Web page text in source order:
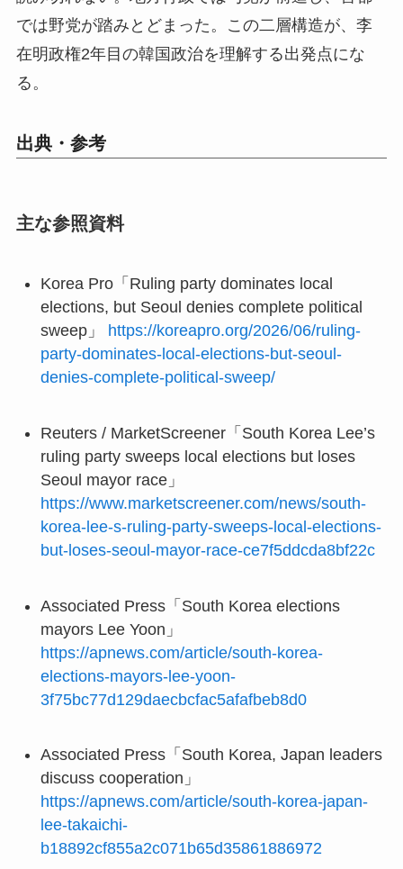
では野党が踏みとどまった。この二層構造が、李
在明政権2年目の韓国政治を理解する出発点にな
る。
出典・参考
主な参照資料
Korea Pro「Ruling party dominates local
elections, but Seoul denies complete political
sweep」 https://koreapro.org/2026/06/ruling-
party-dominates-local-elections-but-seoul-
denies-complete-political-sweep/
Reuters / MarketScreener「South Korea Lee’s
ruling party sweeps local elections but loses
Seoul mayor race」
https://www.marketscreener.com/news/south-
korea-lee-s-ruling-party-sweeps-local-elections-
but-loses-seoul-mayor-race-ce7f5ddcda8bf22c
Associated Press「South Korea elections
mayors Lee Yoon」
https://apnews.com/article/south-korea-
elections-mayors-lee-yoon-
3f75bc77d129daecbcfac5afafbeb8d0
Associated Press「South Korea, Japan leaders
discuss cooperation」
https://apnews.com/article/south-korea-japan-
lee-takaichi-
b18892cf855a2c071b65d35861886972